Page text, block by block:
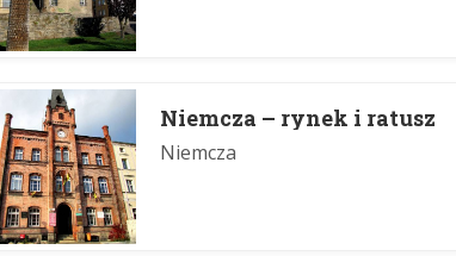
Niemcza – rynek i ratusz
Niemcza